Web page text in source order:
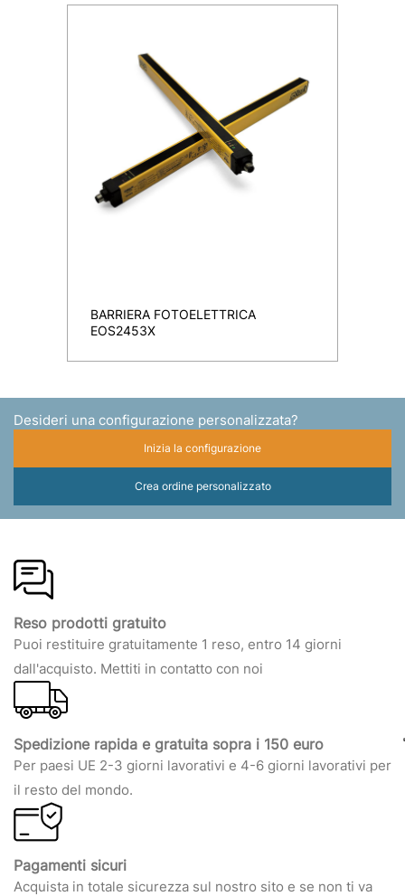
BARRIERA FOTOELETTRICA
EOS2453X
Desideri una configurazione personalizzata?
Inizia la configurazione
Crea ordine personalizzato
Reso prodotti gratuito
Puoi restituire gratuitamente 1 reso, entro 14 giorni
dall'acquisto. Mettiti in contatto con noi
Spedizione rapida e gratuita sopra i 150 euro
Per paesi UE 2-3 giorni lavorativi e 4-6 giorni lavorativi per
il resto del mondo.
Pagamenti sicuri
Acquista in totale sicurezza sul nostro sito e se non ti va